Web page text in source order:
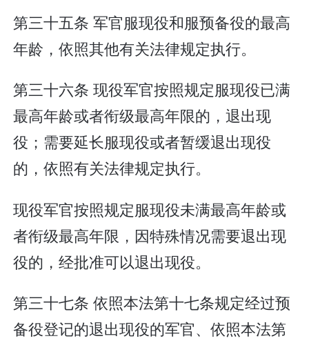
第三十五条 军官服现役和服预备役的最高
年龄，依照其他有关法律规定执行。
第三十六条 现役军官按照规定服现役已满
最高年龄或者衔级最高年限的，退出现
役；需要延长服现役或者暂缓退出现役
的，依照有关法律规定执行。
现役军官按照规定服现役未满最高年龄或
者衔级最高年限，因特殊情况需要退出现
役的，经批准可以退出现役。
第三十七条 依照本法第十七条规定经过预
备役登记的退出现役的军官、依照本法第